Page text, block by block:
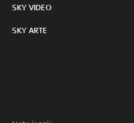
SKY VIDEO
SKY ARTE